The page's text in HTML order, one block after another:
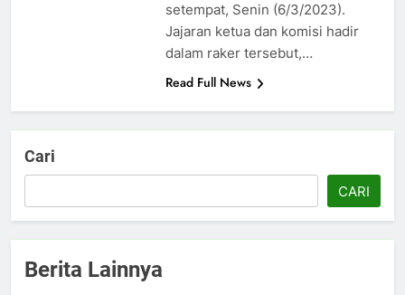
setempat, Senin (6/3/2023).
Jajaran ketua dan komisi hadir
dalam raker tersebut,…
Read Full News
Cari
CARI
Berita Lainnya